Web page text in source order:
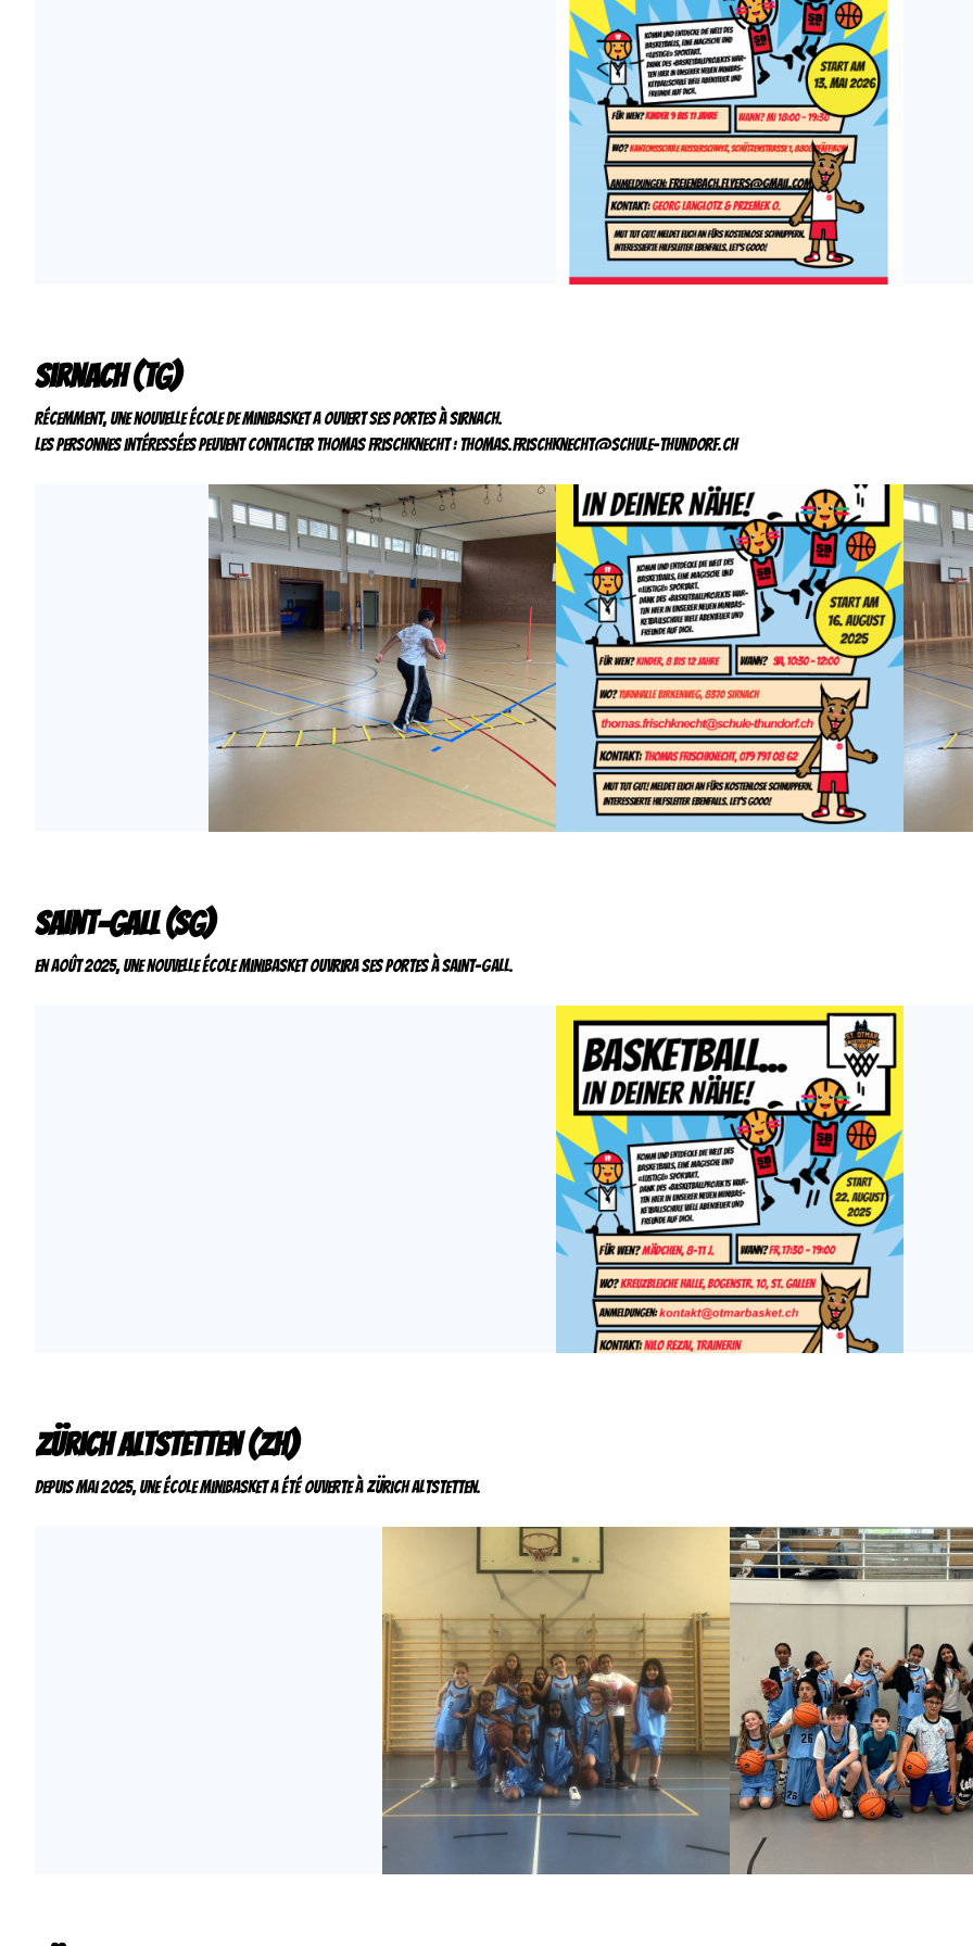
Sirnach (TG)
Récemment, une nouvelle école de minibasket a ouvert ses portes à Sirnach.
Les personnes intéressées peuvent contacter Thomas Frischknecht : thomas.frischknecht@schule-thundorf.ch
Saint-Gall (SG)
En août 2025, une nouvelle école minibasket ouvrira ses portes à Saint-Gall.
Zürich Altstetten (ZH)
Depuis mai 2025, une école minibasket a été ouverte à Zürich Altstetten.